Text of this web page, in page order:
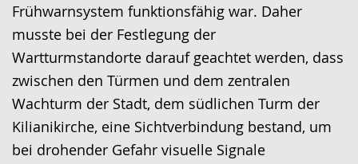
Frühwarnsystem funktionsfähig war. Daher
musste bei der Festlegung der
Wartturmstandorte darauf geachtet werden, dass
zwischen den Türmen und dem zentralen
Wachturm der Stadt, dem südlichen Turm der
Kilianikirche, eine Sichtverbindung bestand, um
bei drohender Gefahr visuelle Signale